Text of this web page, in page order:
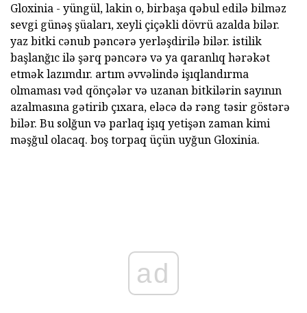
Gloxinia - yüngül, lakin o, birbaşa qəbul edilə bilməz
sevgi günəş şüaları, xeyli çiçəkli dövrü azalda bilər.
yaz bitki cənub pəncərə yerləşdirilə bilər. istilik
başlanğıc ilə şərq pəncərə və ya qaranlıq hərəkət
etmək lazımdır. artım əvvəlində işıqlandırma
olmaması vəd qönçələr və uzanan bitkilərin sayının
azalmasına gətirib çıxara, eləcə də rəng təsir göstərə
bilər. Bu solğun və parlaq işıq yetişən zaman kimi
məşğul olacaq. boş torpaq üçün uyğun Gloxinia.
ad